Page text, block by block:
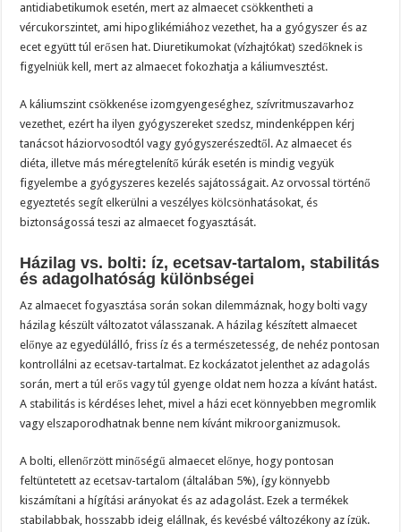
antidiabetikumok esetén, mert az almaecet csökkentheti a
vércukorszintet, ami hipoglikémiához vezethet, ha a gyógyszer és az
ecet együtt túl erősen hat. Diuretikumokat (vízhajtókat) szedőknek is
figyelniük kell, mert az almaecet fokozhatja a káliumvesztést.
A káliumszint csökkenése izomgyengeséghez, szívritmuszavarhoz
vezethet, ezért ha ilyen gyógyszereket szedsz, mindenképpen kérj
tanácsot háziorvosodtól vagy gyógyszerészedtől. Az almaecet és
diéta, illetve más méregtelenítő kúrák esetén is mindig vegyük
figyelembe a gyógyszeres kezelés sajátosságait. Az orvossal történő
egyeztetés segít elkerülni a veszélyes kölcsönhatásokat, és
biztonságossá teszi az almaecet fogyasztását.
Házilag vs. bolti: íz, ecetsav-tartalom, stabilitás
és adagolhatóság különbségei
Az almaecet fogyasztása során sokan dilemmáznak, hogy bolti vagy
házilag készült változatot válasszanak. A házilag készített almaecet
előnye az egyedülálló, friss íz és a természetesség, de nehéz pontosan
kontrollálni az ecetsav-tartalmat. Ez kockázatot jelenthet az adagolás
során, mert a túl erős vagy túl gyenge oldat nem hozza a kívánt hatást.
A stabilitás is kérdéses lehet, mivel a házi ecet könnyebben megromlik
vagy elszaporodhatnak benne nem kívánt mikroorganizmusok.
A bolti, ellenőrzött minőségű almaecet előnye, hogy pontosan
feltüntetett az ecetsav-tartalom (általában 5%), így könnyebb
kiszámítani a hígítási arányokat és az adagolást. Ezek a termékek
stabilabbak, hosszabb ideig elállnak, és kevésbé változékony az ízük.